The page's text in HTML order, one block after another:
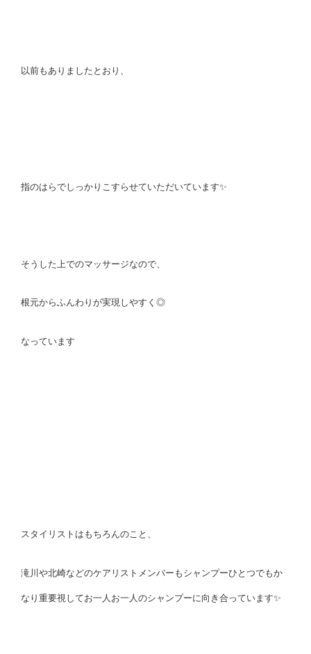
以前もありましたとおり、
指のはらでしっかりこすらせていただいています✨
そうした上でのマッサージなので、
根元からふんわりが実現しやすく◎
なっています
スタイリストはもちろんのこと、
滝川や北崎などのケアリストメンバーもシャンプーひとつでもか
なり重要視してお一人お一人のシャンプーに向き合っています✨